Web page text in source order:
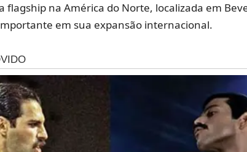
flagship na América do Norte, localizada em
em sua expansão internacional.